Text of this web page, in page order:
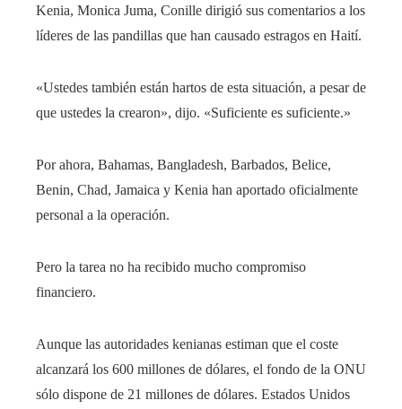
Kenia, Monica Juma, Conille dirigió sus comentarios a los
líderes de las pandillas que han causado estragos en Haití.
«Ustedes también están hartos de esta situación, a pesar de
que ustedes la crearon», dijo. «Suficiente es suficiente.»
Por ahora, Bahamas, Bangladesh, Barbados, Belice,
Benin, Chad, Jamaica y Kenia han aportado oficialmente
personal a la operación.
Pero la tarea no ha recibido mucho compromiso
financiero.
Aunque las autoridades kenianas estiman que el coste
alcanzará los 600 millones de dólares, el fondo de la ONU
sólo dispone de 21 millones de dólares. Estados Unidos